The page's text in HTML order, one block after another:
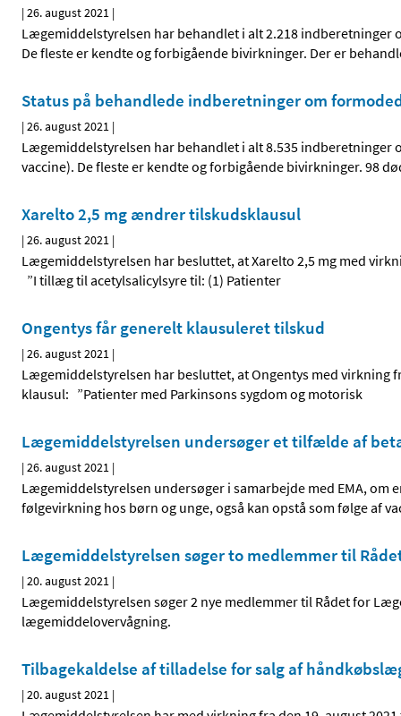
|26. august 2021 |
Lægemiddelstyrelsen har behandlet i alt 2.218 indberetninger
De fleste er kendte og forbigående bivirkninger. Der er
Status på behandlede indberetninger om
|26. august 2021 |
Lægemiddelstyrelsen har behandlet i alt 8.535 indberetninger
vaccine). De fleste er kendte og forbigående bivirkninger. 98
Xarelto 2,5 mg ændrer tilskudsklausul
|26. august 2021 |
Lægemiddelstyrelsen har besluttet, at Xarelto 2,5 mg med
”I tillæg til acetylsalicylsyre til: (1) Patienter
Ongentys får generelt klausuleret tilskud
|26. august 2021 |
Lægemiddelstyrelsen har besluttet, at Ongentys med
klausul: ”Patienter med Parkinsons sygdom og motorisk
Lægemiddelstyrelsen undersøger et tilfælde af
|26. august 2021 |
Lægemiddelstyrelsen undersøger i samarbejde med EMA, om
følgevirkning hos børn og unge, også kan opstå som følge af
Lægemiddelstyrelsen søger to medlemmer til
|20. august 2021 |
Lægemiddelstyrelsen søger 2 nye medlemmer til Rådet for
lægemiddelovervågning.
Tilbagekaldelse af tilladelse for salg af
|20. august 2021 |